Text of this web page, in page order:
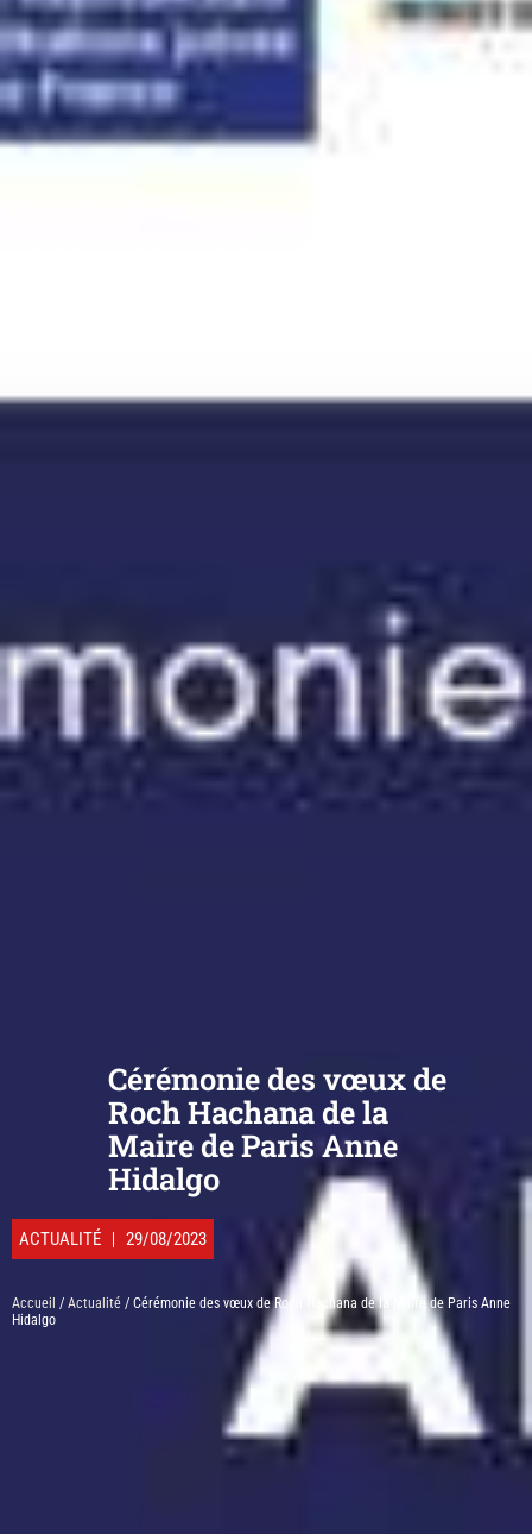
Cérémonie des vœux de
Roch Hachana de la
Maire de Paris Anne
Hidalgo
ACTUALITÉ 29/08/2023
Accueil / Actualité / Cérémonie des vœux de Roch Hachana de la Maire de Paris Anne
Hidalgo